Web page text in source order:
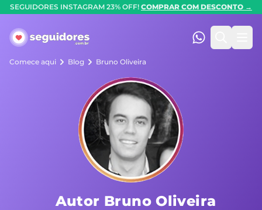
SEGUIDORES INSTAGRAM 23% OFF! COMPRAR COM DESCONTO →
Seguidores.com.br
(47) 99247-
Comece aqui Blog Bruno Oliveira
Autor Bruno Oliveira